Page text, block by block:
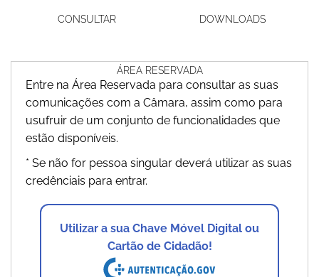
CONSULTAR DOWNLOADS
ÁREA RESERVADA
Entre na Área Reservada para consultar as suas
comunicações com a Câmara, assim como para
usufruir de um conjunto de funcionalidades que
estão disponíveis.
* Se não for pessoa singular deverá utilizar as suas
credênciais para entrar.
Utilizar a sua Chave Móvel Digital ou
Cartão de Cidadão!